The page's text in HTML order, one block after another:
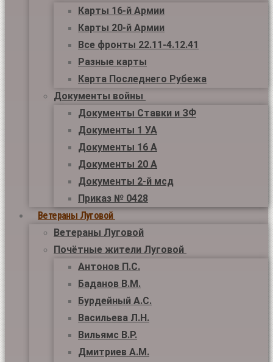
Карты 16-й Армии
Карты 20-й Армии
Все фронты 22.11-4.12.41
Разные карты
Карта Последнего Рубежа
Документы войны
Документы Ставки и ЗФ
Документы 1 УА
Документы 16 А
Документы 20 А
Документы 2-й мсд
Приказ № 0428
Ветераны Луговой
Ветераны Луговой
Почётные жители Луговой
Антонов П.С.
Баданов В.М.
Бурдейный А.С.
Васильева Л.Н.
Вильямс В.Р.
Дмитриев А.М.